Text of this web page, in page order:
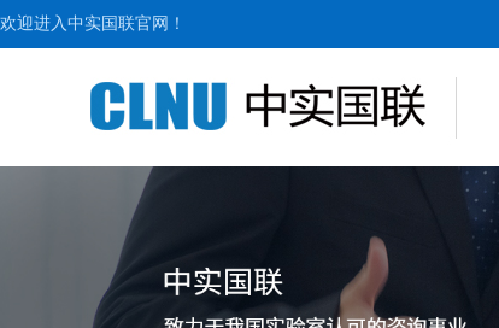
欢迎进入中实国联官网！